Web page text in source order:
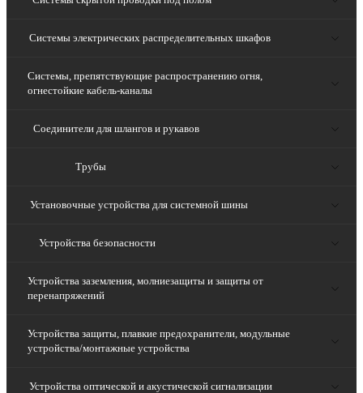
Системы электрических распределительных шкафов
Системы, препятствующие распространению огня,
огнестойкие кабель-каналы
Соединители для шлангов и рукавов
Трубы
Установочные устройства для системной шины
Устройства безопасности
Устройства заземления, молниезащиты и защиты от
перенапряжений
Устройства защиты, плавкие предохранители, модульные
устройства/монтажные устройства
Устройства оптической и акустической сигнализации